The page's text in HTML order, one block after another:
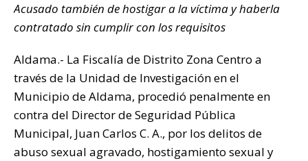
at
s
A
p
p
c
e
b
o
o
k
it
te
r
p
y
Li
n
k
m
p
ar
ti
r
Acusado también de hostigar a la víctima y haberla
contratado sin cumplir con los requisitos
Aldama.- La Fiscalía de Distrito Zona Centro a
través de la Unidad de Investigación en el
Municipio de Aldama, procedió penalmente en
contra del Director de Seguridad Pública
Municipal, Juan Carlos C. A., por los delitos de
abuso sexual agravado, hostigamiento sexual y